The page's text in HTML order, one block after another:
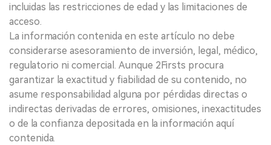
incluidas las restricciones de edad y las limitaciones de
acceso.
La información contenida en este artículo no debe
considerarse asesoramiento de inversión, legal, médico,
regulatorio ni comercial. Aunque 2Firsts procura
garantizar la exactitud y fiabilidad de su contenido, no
asume responsabilidad alguna por pérdidas directas o
indirectas derivadas de errores, omisiones, inexactitudes
o de la confianza depositada en la información aquí
contenida.